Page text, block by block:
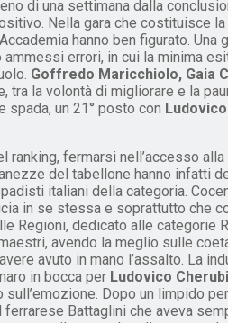
di una settimana dalla
Nella gara che
hanno ben figurato.
errori, in cui la minima
Goffredo Maricchiolo, Gaia
la volontà di migliorare e la
spada, un 21° posto con
ranking, fermarsi nell’accesso
del tabellone hanno infatti
italiani della categoria.
in se stessa e soprattutto che
Regioni, dedicato alle
avendo la meglio sulle
avuto in mano l’assalto. La
in bocca per Ludovico
Dopo un limpido
Battaglini che aveva